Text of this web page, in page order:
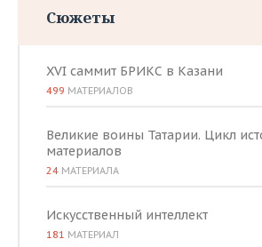
Сюжеты
XVI саммит БРИКС в Казани
499 МАТЕРИАЛОВ
Великие воины Татарии. Цикл
материалов
24 МАТЕРИАЛА
Искусственный интеллект
181 МАТЕРИАЛ